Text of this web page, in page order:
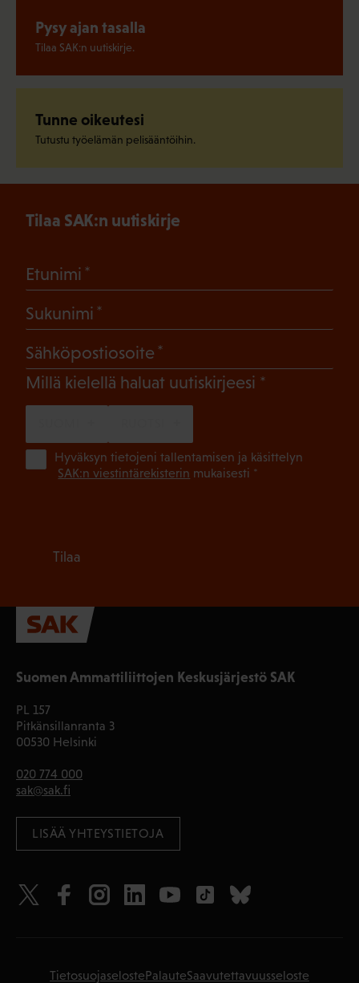
Pysy ajan tasalla
Tilaa SAK:n uutiskirje.
Tunne oikeutesi
Tutustu työelämän pelisääntöihin.
Suomen Ammattiliittojen Keskusjärjestö SAK
PL 157
Pitkänsillanranta 3
00530 Helsinki
020 774 000
sak@sak.fi
LISÄÄ YHTEYSTIETOJA
Tilaa SAK:n uutiskirje
Etunimi
Sukunimi
Sähköpostiosoite
Millä kielellä haluat uutiskirjeesi (Pakollinen)
Hyväksyn tietojeni tallentamisen ja käsittelyn
SAK:n viestintärekisterin mukaisesti *
Tilaa
Tietosuojaseloste PalauteSaavutettavuusseloste